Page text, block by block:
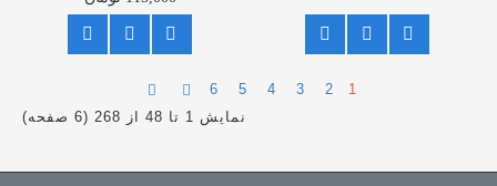
1
2
3
4
5
6
نمایش 1 تا 48 از 268 (6 صفحه)